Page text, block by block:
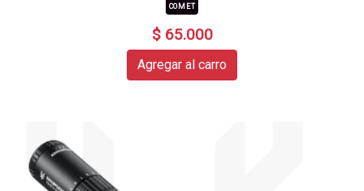
COMET
$ 65.000
Agregar al carro